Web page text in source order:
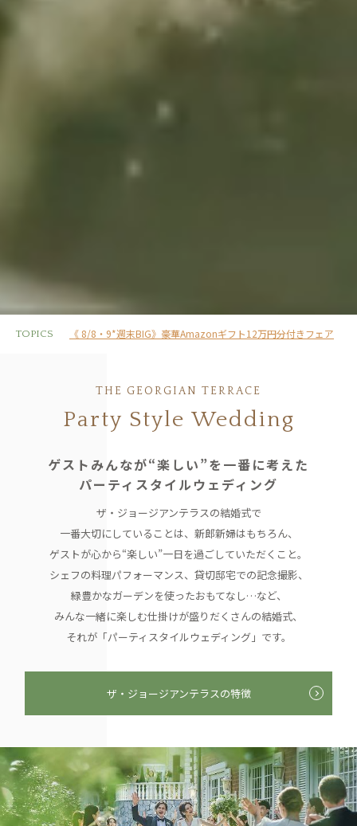
TOPICS 《 8/8・9*週末BIG》豪華Amazonギフト12万円分付きフェア
THE GEORGIAN TERRACE
Party Style Wedding
ゲストみんなが“楽しい”を一番に考えた
パーティスタイルウェディング
ザ・ジョージアンテラスの結婚式で
一番大切にしていることは、 新郎新婦はもちろん、
ゲストが心から“楽しい”一日を過ごしていただくこと。
シェフの料理パフォーマンス、貸切邸宅での記念撮影、
緑豊かなガーデンを使ったおもてなし…など、
みんな一緒に楽しむ仕掛けが盛りだくさんの結婚式、
それが「パーティスタイルウェディング」です。
ザ・ジョージアンテラスの特徴